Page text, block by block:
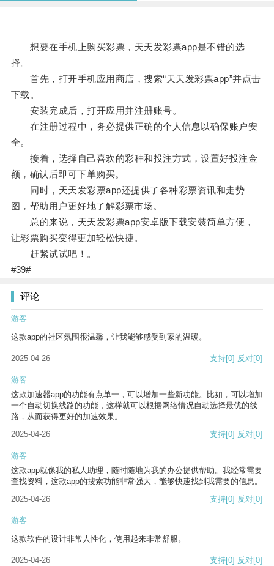
想要在手机上购买彩票，天天发彩票app是不错的选
择。
首先，打开手机应用商店，搜索“天天发彩票app”并点击
下载。
安装完成后，打开应用并注册账号。
在注册过程中，务必提供正确的个人信息以确保账户安
全。
接着，选择自己喜欢的彩种和投注方式，设置好投注金
额，确认后即可下单购买。
同时，天天发彩票app还提供了各种彩票资讯和走势
图，帮助用户更好地了解彩票市场。
总的来说，天天发彩票app安卓版下载安装简单方便，
让彩票购买变得更加轻松快捷。
赶紧试试吧！。
#39#
评论
游客
这款app的社区氛围很温馨，让我能够感受到家的温暖。
2025-04-26 支持[0] 反对[0]
游客
这款加速器app的功能有点单一，可以增加一些新功能。比如，可以增加
一个自动切换线路的功能，这样就可以根据网络情况自动选择最优的线
路，从而获得更好的加速效果。
2025-04-26
支持[0] 反对[0]
游客
这款app就像我的私人助理，随时随地为我的办公提供帮助。我经常需要
查找资料，这款app的搜索功能非常强大，能够快速找到我需要的信息。
2025-04-26
支持[0] 反对[0]
游客
这款软件的设计非常人性化，使用起来非常舒服。
2025-04-26 支持[0] 反对[0]